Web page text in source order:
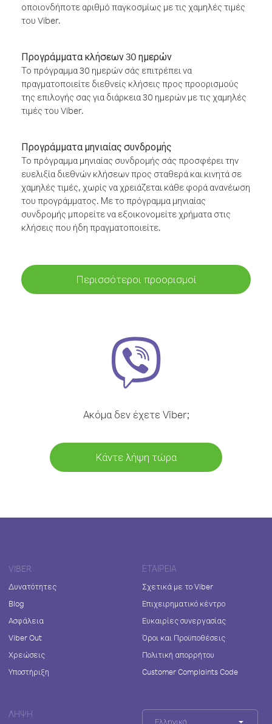
οποιονδήποτε αριθμό παγκοσμίως με τις χαμηλές τιμές
του Viber.
Προγράμματα κλήσεων 30 ημερών
Το πρόγραμμα 30 ημερών σάς επιτρέπει να
πραγματοποιείτε διεθνείς κλήσεις προς προορισμούς
της επιλογής σας για διάρκεια 30 ημερών με τις χαμηλές
τιμές του Viber.
Προγράμματα μηνιαίας συνδρομής
Το πρόγραμμα μηνιαίας συνδρομής σάς προσφέρει την
ευελιξία διεθνών κλήσεων προς σταθερά και κινητά σε
χαμηλές τιμές, χωρίς να χρειάζεται κάθε φορά ανανέωση
του προγράμματος. Με το πρόγραμμα μηνιαίας
συνδρομής μπορείτε να εξοικονομείτε χρήματα στις
κλήσεις που ήδη πραγματοποιείτε.
Περισσότεροι προορισμοί
Ακόμα δεν έχετε Viber;
Κάντε λήψη τώρα
VIBER
Δυνατότητες
Blog
Ασφάλεια
Viber Out
Χρεώσεις
Υποστήριξη
ΕΤΑΙΡΕΊΑ
Σχετικά με το Viber
Επιχειρηματικό κέντρο
Ευκαιρίες συνεργασίας
Όροι και Προϋποθέσεις
Πολιτική απορρήτου
Customer Complaints Code
ΛΉΨΗ
Ελληνικά